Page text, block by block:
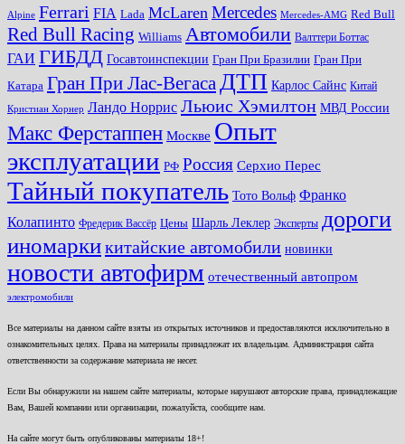
Alpine Ferrari FIA Lada McLaren Mercedes Mercedes-AMG Red Bull
Red Bull Racing Williams Автомобили Валттери Боттас
ГАИ ГИБДД Госавтоинспекции Гран При Бразилии Гран При
Катара Гран При Лас-Вегаса ДТП Карлос Сайнс Китай
Кристиан Хорнер Ландо Норрис Льюис Хэмилтон МВД России
Макс Ферстаппен Москве Опыт
эксплуатации РФ Россия Серхио Перес
Тайный покупатель Тото Вольф Франко
Колапинто Фредерик Вассёр Цены Шарль Леклер Эксперты дороги
иномаркикитайские автомобили новинки
новости автофирм отечественный автопром
электромобили
Все материалы на данном сайте взяты из открытых источников и предоставляются исключительно в
ознакомительных целях. Права на материалы принадлежат их владельцам. Администрация сайта
ответственности за содержание материала не несет.
Если Вы обнаружили на нашем сайте материалы, которые нарушают авторские права, принадлежащие
Вам, Вашей компании или организации, пожалуйста, сообщите нам.
На сайте могут быть опубликованы материалы 18+!